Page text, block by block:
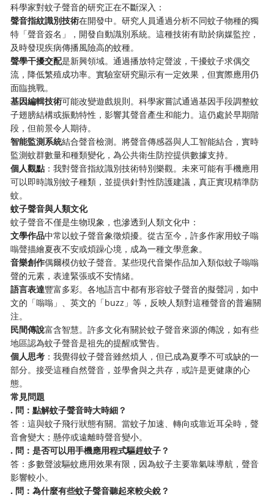
科學家對蚊子聲音的研究正在不斷深入：
​聲音指紋識別技術​​在開發中。研究人員通過分析不同蚊子物種的獨
特「聲音簽名」，開發自動識別系統。這種技術有助於病媒監控，
及時發現疾病傳播風險高的蚊種。
​聲學干擾交配​​是新興領域。通過播放特定聲波，干擾蚊子求偶交
流，降低繁殖成功率。實驗室研究顯示有一定效果，但實際應用仍
面臨挑戰。
​基因編輯技術​​可能改變遊戲規則。科學家嘗試通過基因手段調整蚊
子翅膀結構或振動特性，影響其聲音產生和能力。這仍處於早期階
段，但前景令人期待。
​智能監測系統​​結合聲音檢測。將聲音傳感器與人工智能結合，實時
監測蚊群數量和種類變化，為公共衛生防控提供數據支持。
​個人觀點​ ​：我對聲音指紋識別技術特別樂觀。未來可能有手機應用
可以即時識別蚊子種類，並提供針對性防護建議，真正實現精準防
蚊。
​蚊子聲音與人類文化​
蚊子聲音不僅是生物現象，也滲透到人類文化中：
​文學作品​​中常以蚊子聲音象徵煩擾。從古至今，許多作家用蚊子嗡
嗡聲描繪夏夜不安或煩躁心境，成為一種文學意象。
​音樂創作​​偶爾模仿蚊子聲音。某些現代音樂作品加入類似蚊子嗡嗡
聲的元素，表達緊張或不安情緒。
​語言表達​​豐富多彩。各地語言中都有形容蚊子聲音的擬聲詞，如中
文的「嗡嗡」、英文的「buzz」等，反映人類對這種聲音的普遍關
注。
​民間傳說​​富含智慧。許多文化有關於蚊子聲音來源的傳說，如有些
地區認為蚊子聲音是祖先的提醒或警告。
​個人思考​ ​：我覺得蚊子聲音雖然煩人，但已成為夏季不可或缺的一
部分。接受這種自然聲音，並學會與之共存，或許是更健康的心
態。
​常見問題​
​. 問：點解蚊子聲音時大時細？​
答：這與蚊子飛行狀態有關。當蚊子加速、轉向或靠近耳朵時，聲
音會變大；懸停或遠離時聲音變小。
​. 問：是否可以用手機應用程式驅趕蚊子？​
答：多數聲波驅蚊應用效果有限，因為蚊子主要靠氣味導航，聲音
影響較小。
​. 問：為什麼有些蚊子聲音聽起來較尖銳？​